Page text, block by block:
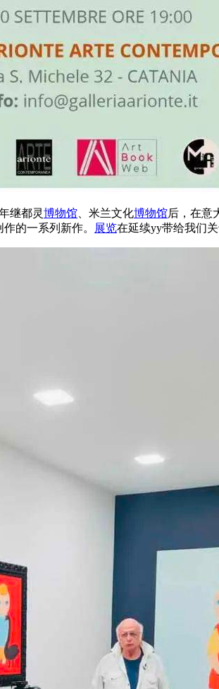
继都灵博物馆 、米兰文化博物馆后，在意
的一系列新作。
展览在延续yy带给我们